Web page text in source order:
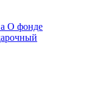
О фонде